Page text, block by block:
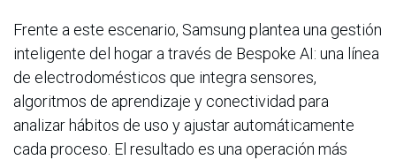
Frente a este escenario, Samsung plantea una gestión
inteligente del hogar a través de Bespoke AI: una línea
de electrodomésticos que integra sensores,
algoritmos de aprendizaje y conectividad para
analizar hábitos de uso y ajustar automáticamente
cada proceso. El resultado es una operación más